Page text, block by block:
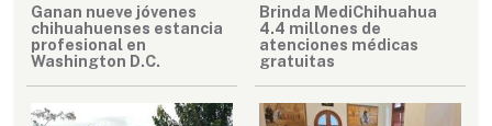
Ganan nueve jóvenes
chihuahuenses estancia
profesional en
Washington D.C.
Brinda MediChihuahua
4.4 millones de
atenciones médicas
gratuitas